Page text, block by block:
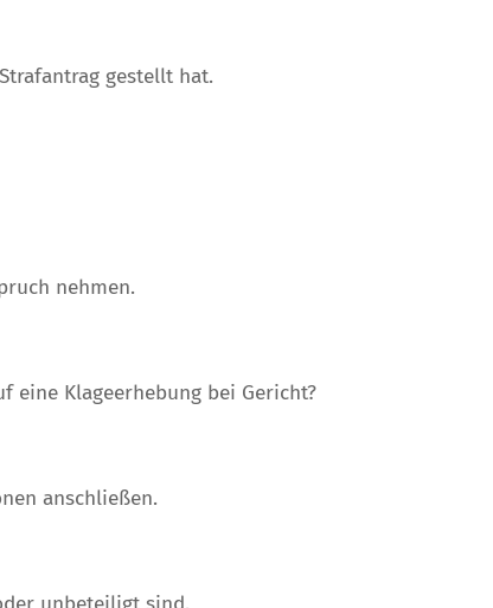
gestellt hat.
nehmen.
eine Klageerhebung bei Gericht?
anschließen.